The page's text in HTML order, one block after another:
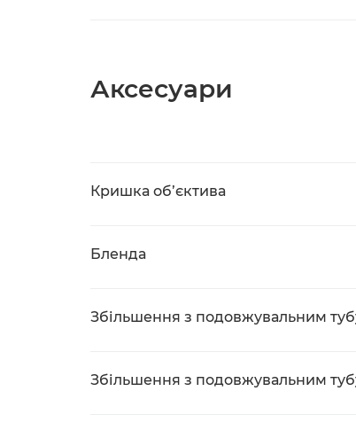
Аксесуари
Кришка об’єктива
Бленда
Збільшення з подовжувальним
Збільшення з подовжувальним